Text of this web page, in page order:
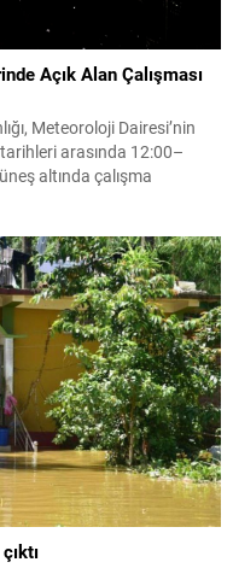
Açık Alan Çalışması
Meteoroloji Dairesi’nin
arasında 12:00–
altında çalışma
sıcaklığa maruz kalan
gibi sağlık risklerinden
tarım ve inşaat